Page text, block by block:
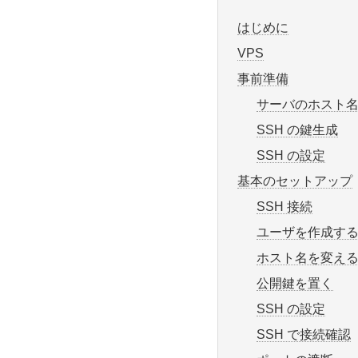
はじめに
VPS
事前準備
サーバのホスト
SSH の鍵生成
SSH の設定
基本のセットアップ
SSH 接続
ユーザを作成する
ホスト名を変える
公開鍵を置く
SSH の設定
SSH で接続確認